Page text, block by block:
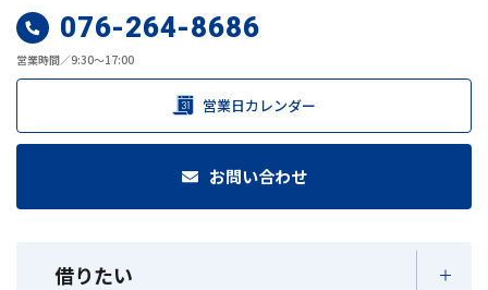
076-264-8686
営業時間／9:30～17:00
営業日カレンダー
お問い合わせ
借りたい